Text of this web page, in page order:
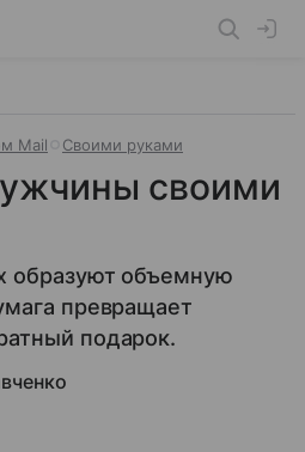
Mail Своими руками
своими
образуют объемную
превращает
подарок.